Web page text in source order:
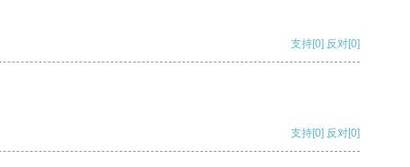
支持[0] 反对[0]
支持[0] 反对[0]